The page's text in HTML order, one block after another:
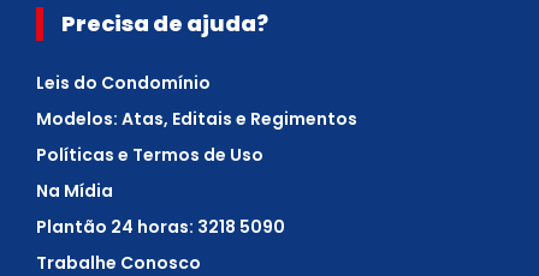
Precisa de ajuda?
Leis do Condomínio
Modelos: Atas, Editais e Regimentos
Políticas e Termos de Uso
Na Mídia
Plantão 24 horas: 3218 5090
Trabalhe Conosco